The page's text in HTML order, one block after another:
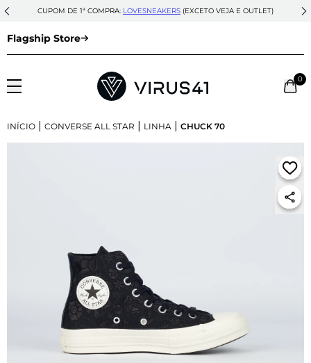
CUPOM DE 1ª COMPRA: LOVESNEAKERS (EXCETO VEJA E OUTLET)
Flagship Store
0
INÍCIO | CONVERSE ALL STAR | LINHA | CHUCK 70